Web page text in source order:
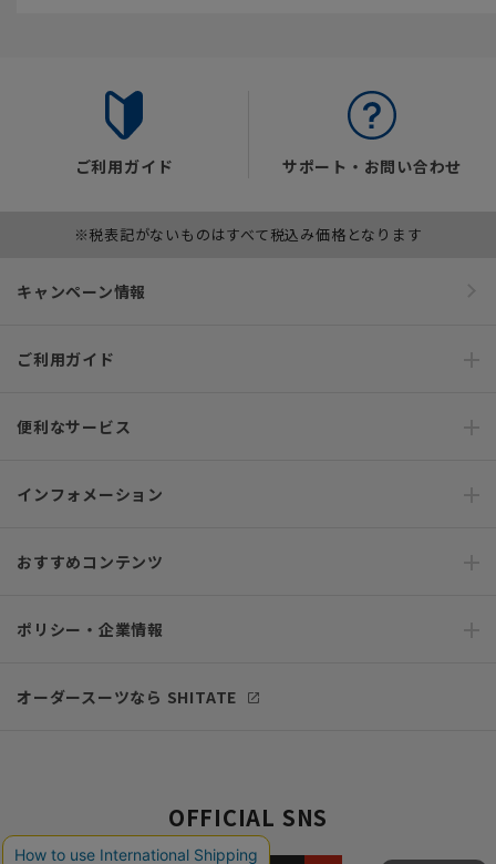
ご利用ガイド サポート・お問い合わせ
※税表記がないものはすべて税込み価格となります
キャンペーン情報
ご利用ガイド
便利なサービス
インフォメーション
おすすめコンテンツ
ポリシー・企業情報
オーダースーツなら SHITATE
OFFICIAL SNS